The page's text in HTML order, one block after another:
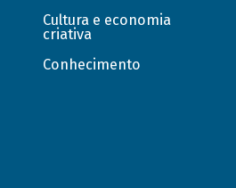
Cultura e economia
criativa
Conhecimento